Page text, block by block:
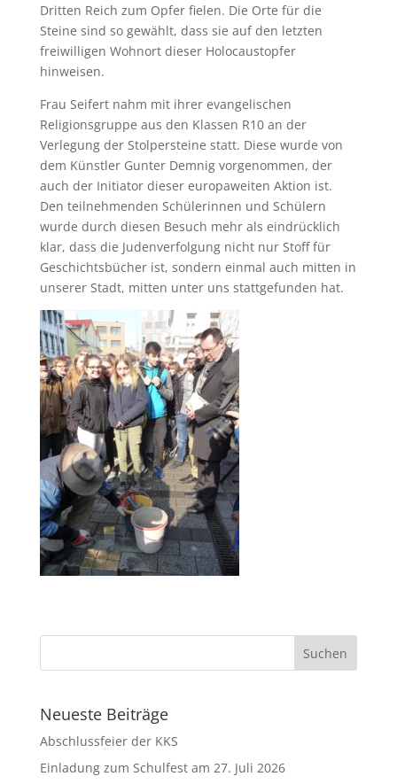
Dritten Reich zum Opfer fielen. Die Orte für die
Steine sind so gewählt, dass sie auf den letzten
freiwilligen Wohnort dieser Holocaustopfer
hinweisen.
Frau Seifert nahm mit ihrer evangelischen
Religionsgruppe aus den Klassen R10 an der
Verlegung der Stolpersteine statt. Diese wurde von
dem Künstler Gunter Demnig vorgenommen, der
auch der Initiator dieser europaweiten Aktion ist.
Den teilnehmenden Schülerinnen und Schülern
wurde durch diesen Besuch mehr als eindrücklich
klar, dass die Judenverfolgung nicht nur Stoff für
Geschichtsbücher ist, sondern einmal auch mitten in
unserer Stadt, mitten unter uns stattgefunden hat.
Neueste Beiträge
Abschlussfeier der KKS
Einladung zum Schulfest am 27. Juli 2026